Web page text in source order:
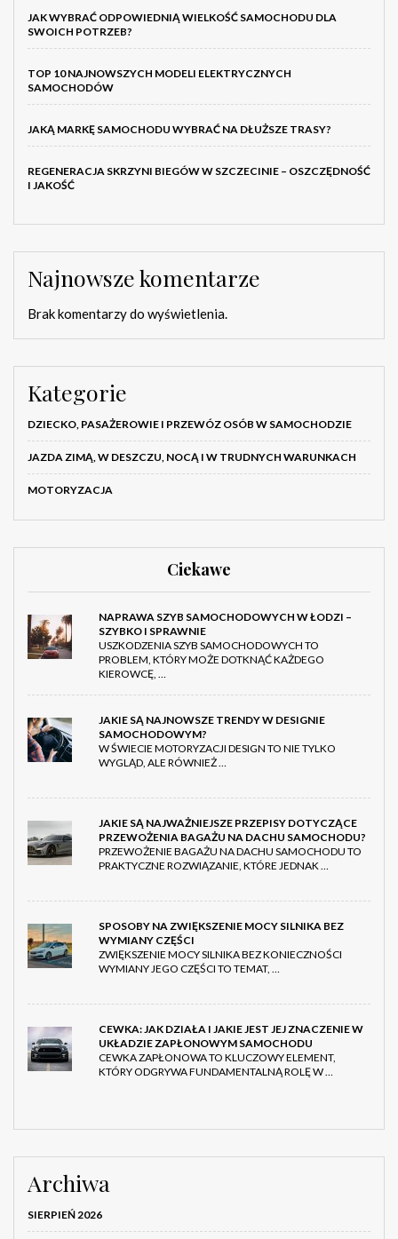
JAK WYBRAĆ ODPOWIEDNIĄ WIELKOŚĆ SAMOCHODU DLA
SWOICH POTRZEB?
TOP 10 NAJNOWSZYCH MODELI ELEKTRYCZNYCH
SAMOCHODÓW
JAKĄ MARKĘ SAMOCHODU WYBRAĆ NA DŁUŻSZE TRASY?
REGENERACJA SKRZYNI BIEGÓW W SZCZECINIE – OSZCZĘDNOŚĆ
I JAKOŚĆ
Najnowsze komentarze
Brak komentarzy do wyświetlenia.
Kategorie
DZIECKO, PASAŻEROWIE I PRZEWÓZ OSÓB W SAMOCHODZIE
JAZDA ZIMĄ, W DESZCZU, NOCĄ I W TRUDNYCH WARUNKACH
MOTORYZACJA
Ciekawe
NAPRAWA SZYB SAMOCHODOWYCH W ŁODZI –
SZYBKO I SPRAWNIE
USZKODZENIA SZYB SAMOCHODOWYCH TO
PROBLEM, KTÓRY MOŻE DOTKNĄĆ KAŻDEGO
KIEROWCĘ, …
JAKIE SĄ NAJNOWSZE TRENDY W DESIGNIE
SAMOCHODOWYM?
W ŚWIECIE MOTORYZACJI DESIGN TO NIE TYLKO
WYGLĄD, ALE RÓWNIEŻ …
JAKIE SĄ NAJWAŻNIEJSZE PRZEPISY DOTYCZĄCE
PRZEWOŻENIA BAGAŻU NA DACHU SAMOCHODU?
PRZEWOŻENIE BAGAŻU NA DACHU SAMOCHODU TO
PRAKTYCZNE ROZWIĄZANIE, KTÓRE JEDNAK …
SPOSOBY NA ZWIĘKSZENIE MOCY SILNIKA BEZ
WYMIANY CZĘŚCI
ZWIĘKSZENIE MOCY SILNIKA BEZ KONIECZNOŚCI
WYMIANY JEGO CZĘŚCI TO TEMAT, …
CEWKA: JAK DZIAŁA I JAKIE JEST JEJ ZNACZENIE W
UKŁADZIE ZAPŁONOWYM SAMOCHODU
CEWKA ZAPŁONOWA TO KLUCZOWY ELEMENT,
KTÓRY ODGRYWA FUNDAMENTALNĄ ROLĘ W …
Archiwa
SIERPIEŃ 2026